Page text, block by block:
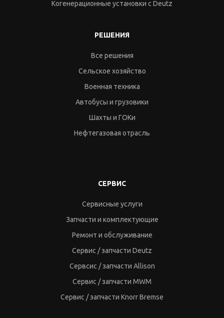
Когенерационные установки c Deutz
РЕШЕНИЯ
Все решения
Сельское хозяйство
Военная техника
Автобусы и грузовики
Шахты и ГОКи
Нефтегазовая отрасль
СЕРВИС
Сервисные услуги
Запчасти и комплектующие
Ремонт и обслуживание
Сервис / запчасти Deutz
Сервсис / запчасти Allison
Сервис / запчасти MWM
Сервис / запчасти Knorr Bremse